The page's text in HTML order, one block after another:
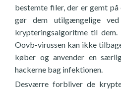
bestemte filer, der er gemt
gør dem utilgængelige
krypteringsalgoritme til
Oovb-virussen kan ikke
køber og anvender en
hackerne bag infektionen.
Desværre forbliver de